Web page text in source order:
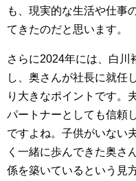
も、現実的な生活や仕事
てきたのだと思います。
さらに2024年には、白川
し、奥さんが社長に就任
り大きなポイントです。
パートナーとしても信頼
ですよね。子供がいない
く一緒に歩んできた奥さ
係を築いているという見